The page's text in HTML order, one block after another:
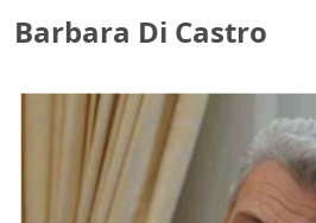
Barbara Di Castro